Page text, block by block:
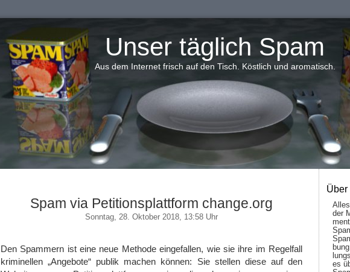
Unser täglich Spam
Aus dem Internet frisch auf den Tisch. Köstlich und aromatisch.
Spam via Petitionsplattform change.org
Sonntag, 28. Oktober 2018, 13:58 Uhr
Den Spammern ist eine neue Methode eingefallen, wie sie ihre im Regelfall
kriminellen „Angebote“ publik machen können: Sie stellen diese auf den
Über
der
es